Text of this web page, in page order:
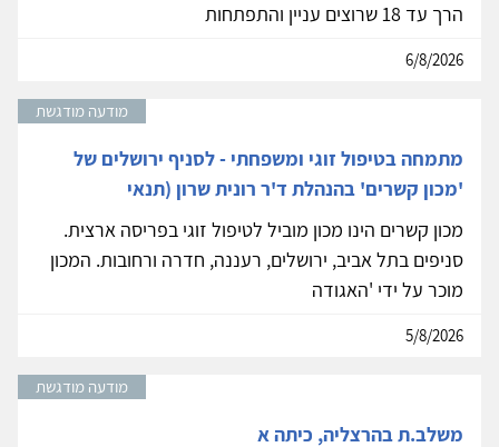
הרך עד 18 שרוצים עניין והתפתחות
6/8/2026
מודעה מודגשת
מתמחה בטיפול זוגי ומשפחתי - לסניף ירושלים של
'מכון קשרים' בהנהלת ד'ר רונית שרון (תנאי
מכון קשרים הינו מכון מוביל לטיפול זוגי בפריסה ארצית.
סניפים בתל אביב, ירושלים, רעננה, חדרה ורחובות. המכון
מוכר על ידי 'האגודה
5/8/2026
מודעה מודגשת
משלב.ת בהרצליה, כיתה א